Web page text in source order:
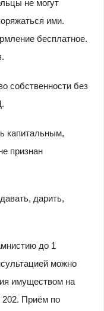
не могут
ими.
бесплатное.
собственности без
капитальным,
признан
дарить,
до 1
можно
имуществом на
202. Приём по